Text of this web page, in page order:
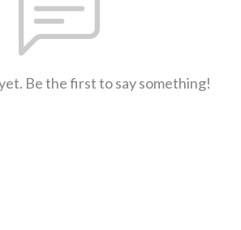
Be the first to say something!